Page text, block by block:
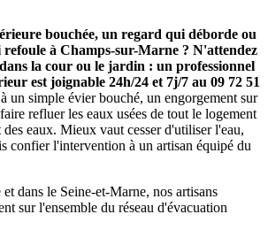
bouchée, un regard qui déborde ou
à Champs-sur-Marne ? N'attendez
la cour ou le jardin : un professionnel
est joignable 24h/24 et 7j/7 au 09 72 51
un simple évier bouché, un engorgement sur
refluer les eaux usées de tout le logement
eaux. Mieux vaut cesser d'utiliser l'eau,
confier l'intervention à un artisan équipé du
dans le Seine-et-Marne, nos artisans
sur l'ensemble du réseau d'évacuation